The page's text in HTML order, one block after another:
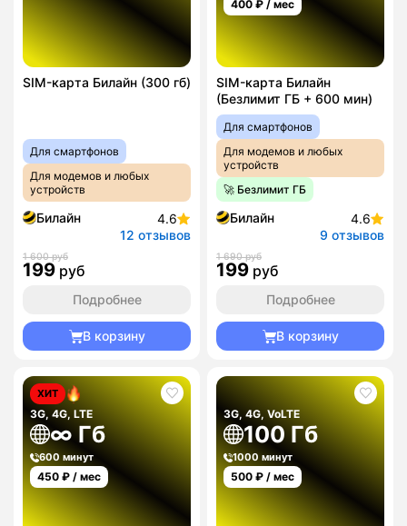
SIM-карта Билайн (300 гб)
Для смартфонов
Для модемов и любых
устройств
Билайн
4.6
12 отзывов
1 600 руб
199 руб
Подробнее
В корзину
400 ₽ / мес
SIM-карта Билайн
(Безлимит ГБ + 600 мин)
Для смартфонов
Для модемов и любых
устройств
🚀 Безлимит ГБ
Билайн
4.6
9 отзывов
1 690 руб
199 руб
Подробнее
В корзину
ХИТ
3G, 4G, LTE
∞ Гб
600 минут
450 ₽ / мес
3G, 4G, VoLTE
100 Гб
1000 минут
500 ₽ / мес